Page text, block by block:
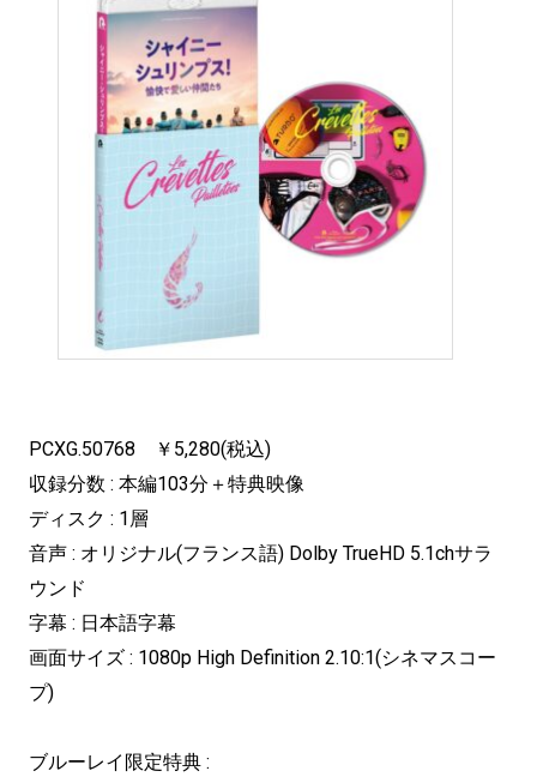
PCXG.50768 ￥5,280(税込)
収録分数 : 本編103分＋特典映像
ディスク : 1層
音声 : オリジナル(フランス語) Dolby TrueHD 5.1chサラ
ウンド
字幕 : 日本語字幕
画面サイズ : 1080p High Definition 2.10:1(シネマスコー
プ)
ブルーレイ限定特典 :